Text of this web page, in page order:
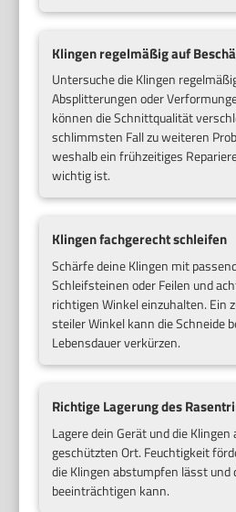
Klingen regelmäßig auf
Untersuche die Klingen
Absplitterungen oder
können die Schnittqualität
schlimmsten Fall zu weiteren
weshalb ein frühzeitiges
wichtig ist.
Klingen fachgerecht schleifen
Schärfe deine Klingen mit
Schleifsteinen oder Feilen und
richtigen Winkel einzuhalten. Ein
steiler Winkel kann die Schneide
Lebensdauer verkürzen.
Richtige Lagerung des
Lagere dein Gerät und die
geschützten Ort. Feuchtigkeit
die Klingen abstumpfen lässt und
beeinträchtigen kann.